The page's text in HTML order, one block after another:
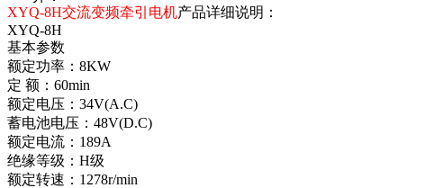
XYQ-8H交流变频牵引电机产品详细说明：
XYQ-8H
基本参数
额定功率：8KW
定 额：60min
额定电压：34V(A.C)
蓄电池电压：48V(D.C)
额定电流：189A
绝缘等级：H级
额定转速：1278r/min